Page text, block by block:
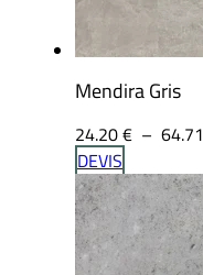
Mendira Gris
24.20€ – 64.71
DEVIS